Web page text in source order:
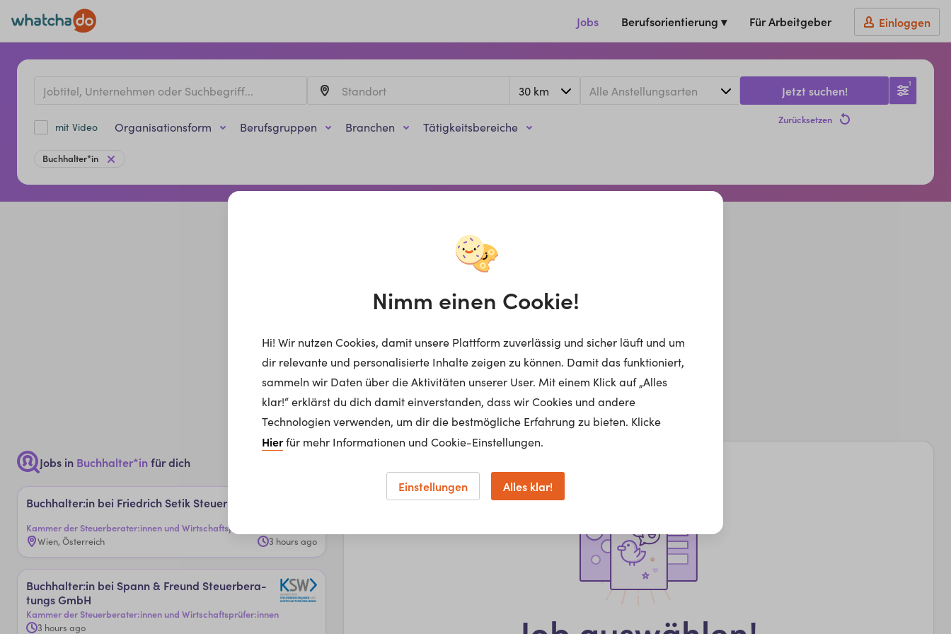
Jobs Berufsorientierung ▾ Für Arbeitgeber Einloggen
mit Video Organisationsform Berufsgruppen Branchen Tätigkeitsbereiche
1
Jetzt suchen!
Zurücksetzen
Buchhalter*in
Jobs in Buchhalter*infür dich
Buch­hal­ter:in bei Fried­rich ­Se­ti­k ­Steu­er­be­ra­tung
Kammer der Steuerberater:innen und Wirtschaftsprüfer:innen
Wien, Österreich 3 hours ago
Buch­hal­ter:in bei ­Span­n & Freun­d ­Steu­er­be­ra­
tungs­ GmbH
Kammer der Steuerberater:innen und Wirtschaftsprüfer:innen
3 hours ago
Nimm einen Cookie!
Hi! Wir nutzen Cookies, damit unsere Plattform zuverlässig und sicher läuft und um
dir relevante und personalisierte Inhalte zeigen zu können. Damit das funktioniert,
sammeln wir Daten über die Aktivitäten unserer User. Mit einem Klick auf „Alles
klar!“ erklärst du dich damit einverstanden, dass wir Cookies und andere
Technologien verwenden, um dir die bestmögliche Erfahrung zu bieten. Klicke
Hierfür mehr Informationen und Cookie-Einstellungen.
Einstellungen Alles klar!